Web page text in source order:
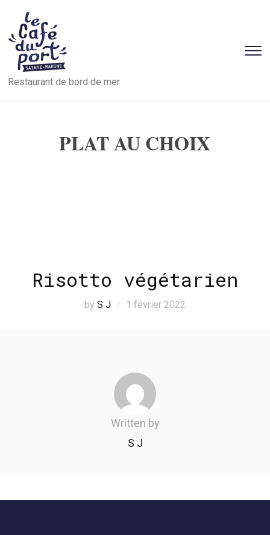
Restaurant de bord de mer
PLAT AU CHOIX
Risotto végétarien
by S J 1 février 2022
Written by
S J